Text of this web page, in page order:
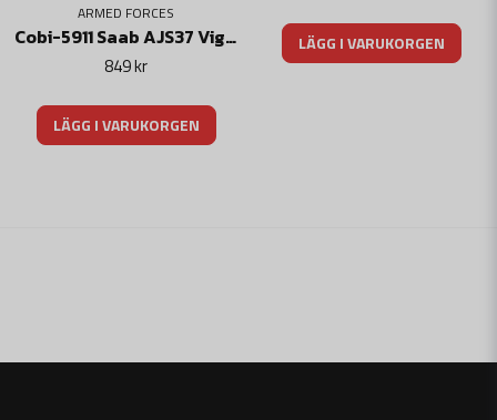
ARMED FORCES
Cobi-5911 Saab AJS37 Viggen stridsflygplan med Tre kronor märkning - 910 byggblock
849 kr
LÄGG I VARUKORGEN
LÄGG I VARUKORGEN